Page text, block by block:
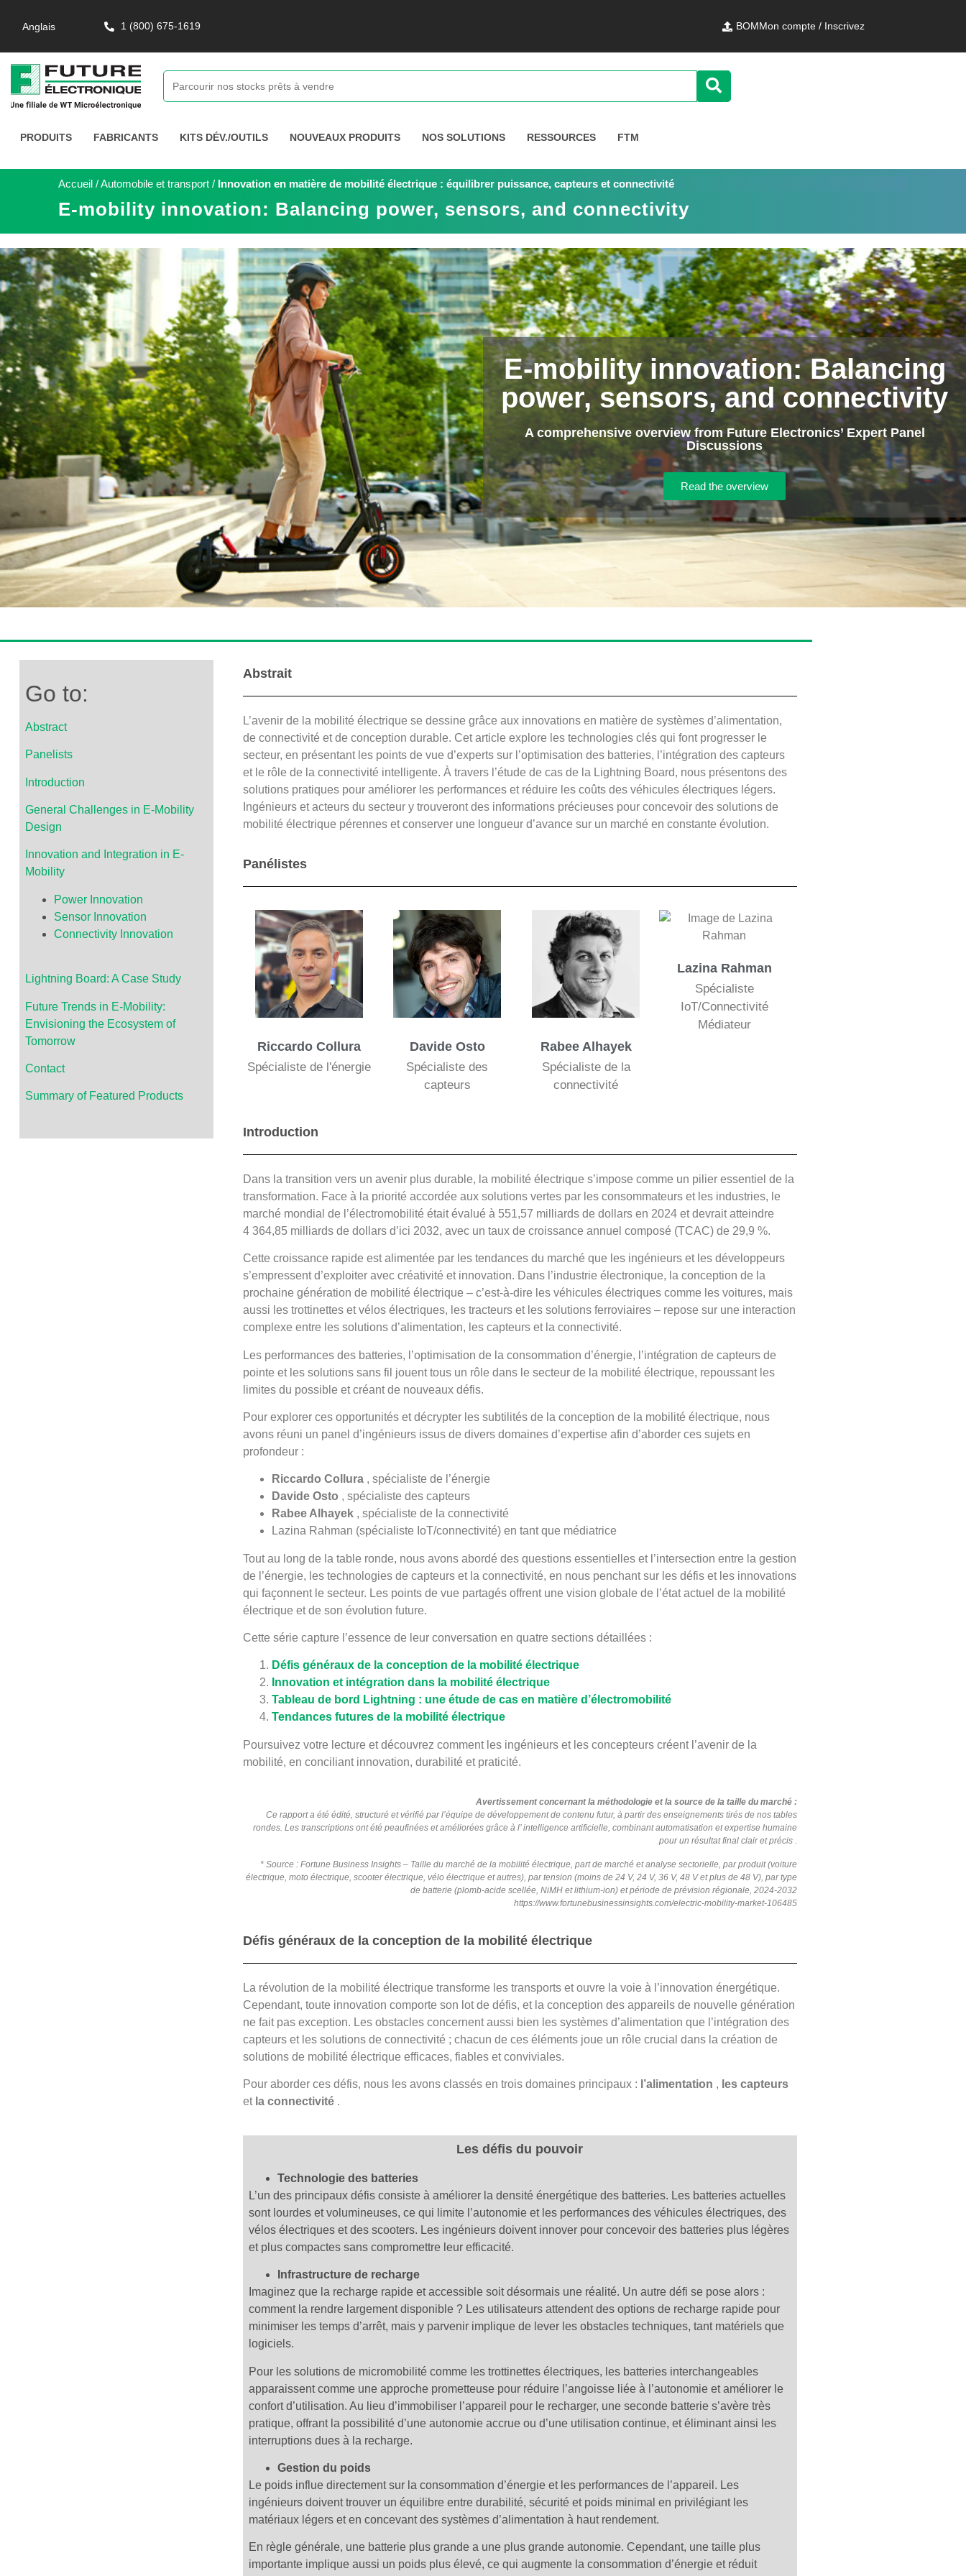
Anglais 1 (800) 675-1619 BOMMon compte / Inscrivez
PRODUITS FABRICANTS KITS DÉV./OUTILS NOUVEAUX PRODUITS NOS SOLUTIONS RESSOURCES FTM
Accueil /Automobile et transport / Innovation en matière de mobilité électrique : équilibrer puissance, capteurs et connectivité
E-mobility innovation: Balancing power, sensors, and connectivity
E-mobility innovation: Balancing
power, sensors, and connectivity
A comprehensive overview from Future Electronics’ Expert Panel
Discussions
Read the overview
Go to:
Abstract
Panelists
Introduction
General Challenges in E-Mobility
Design
Innovation and Integration in E-
Mobility
Power Innovation
Sensor Innovation
Connectivity Innovation
Lightning Board: A Case Study
Future Trends in E-Mobility:
Envisioning the Ecosystem of
Tomorrow
Contact
Summary of Featured Products
Abstrait
L’avenir de la mobilité électrique se dessine grâce aux innovations en matière de systèmes d’alimentation,
de connectivité et de conception durable. Cet article explore les technologies clés qui font progresser le
secteur, en présentant les points de vue d’experts sur l’optimisation des batteries, l’intégration des capteurs
et le rôle de la connectivité intelligente. À travers l’étude de cas de la Lightning Board, nous présentons des
solutions pratiques pour améliorer les performances et réduire les coûts des véhicules électriques légers.
Ingénieurs et acteurs du secteur y trouveront des informations précieuses pour concevoir des solutions de
mobilité électrique pérennes et conserver une longueur d’avance sur un marché en constante évolution.
Panélistes
Riccardo Collura
Spécialiste de l'énergie
Davide Osto
Spécialiste des
capteurs
Rabee Alhayek
Spécialiste de la
connectivité
Lazina Rahman
Spécialiste
IoT/Connectivité
Médiateur
Introduction
Dans la transition vers un avenir plus durable, la mobilité électrique s’impose comme un pilier essentiel de la
transformation. Face à la priorité accordée aux solutions vertes par les consommateurs et les industries, le
marché mondial de l’électromobilité était évalué à 551,57 milliards de dollars en 2024 et devrait atteindre
4 364,85 milliards de dollars d’ici 2032, avec un taux de croissance annuel composé (TCAC) de 29,9 %.
Cette croissance rapide est alimentée par les tendances du marché que les ingénieurs et les développeurs
s’empressent d’exploiter avec créativité et innovation. Dans l’industrie électronique, la conception de la
prochaine génération de mobilité électrique – c’est-à-dire les véhicules électriques comme les voitures, mais
aussi les trottinettes et vélos électriques, les tracteurs et les solutions ferroviaires – repose sur une interaction
complexe entre les solutions d’alimentation, les capteurs et la connectivité.
Les performances des batteries, l’optimisation de la consommation d’énergie, l’intégration de capteurs de
pointe et les solutions sans fil jouent tous un rôle dans le secteur de la mobilité électrique, repoussant les
limites du possible et créant de nouveaux défis.
Pour explorer ces opportunités et décrypter les subtilités de la conception de la mobilité électrique, nous
avons réuni un panel d’ingénieurs issus de divers domaines d’expertise afin d’aborder ces sujets en
profondeur :
Riccardo Collura , spécialiste de l’énergie
Davide Osto , spécialiste des capteurs
Rabee Alhayek , spécialiste de la connectivité
Lazina Rahman (spécialiste IoT/connectivité) en tant que médiatrice
Tout au long de la table ronde, nous avons abordé des questions essentielles et l’intersection entre la gestion
de l’énergie, les technologies de capteurs et la connectivité, en nous penchant sur les défis et les innovations
qui façonnent le secteur. Les points de vue partagés offrent une vision globale de l’état actuel de la mobilité
électrique et de son évolution future.
Cette série capture l’essence de leur conversation en quatre sections détaillées :
Défis généraux de la conception de la mobilité électrique
Innovation et intégration dans la mobilité électrique
Tableau de bord Lightning : une étude de cas en matière d’électromobilité
Tendances futures de la mobilité électrique
Poursuivez votre lecture et découvrez comment les ingénieurs et les concepteurs créent l’avenir de la
mobilité, en conciliant innovation, durabilité et praticité.
Avertissement concernant la méthodologie et la source de la taille du marché :
Ce rapport a été édité, structuré et vérifié par l’équipe de développement de contenu futur, à partir des enseignements tirés de nos tables
rondes. Les transcriptions ont été peaufinées et améliorées grâce à l’ intelligence artificielle, combinant automatisation et expertise humaine
pour un résultat final clair et précis .
* Source : Fortune Business Insights – Taille du marché de la mobilité électrique, part de marché et analyse sectorielle, par produit (voiture
électrique, moto électrique, scooter électrique, vélo électrique et autres), par tension (moins de 24 V, 24 V, 36 V, 48 V et plus de 48 V), par type
de batterie (plomb-acide scellée, NiMH et lithium-ion) et période de prévision régionale, 2024-2032
https://www.fortunebusinessinsights.com/electric-mobility-market-106485
Défis généraux de la conception de la mobilité électrique
La révolution de la mobilité électrique transforme les transports et ouvre la voie à l’innovation énergétique.
Cependant, toute innovation comporte son lot de défis, et la conception des appareils de nouvelle génération
ne fait pas exception. Les obstacles concernent aussi bien les systèmes d’alimentation que l’intégration des
capteurs et les solutions de connectivité ; chacun de ces éléments joue un rôle crucial dans la création de
solutions de mobilité électrique efficaces, fiables et conviviales.
Pour aborder ces défis, nous les avons classés en trois domaines principaux : l’alimentation , les capteurs
et la connectivité .
Les défis du pouvoir
Technologie des batteries
L’un des principaux défis consiste à améliorer la densité énergétique des batteries. Les batteries actuelles
sont lourdes et volumineuses, ce qui limite l’autonomie et les performances des véhicules électriques, des
vélos électriques et des scooters. Les ingénieurs doivent innover pour concevoir des batteries plus légères
et plus compactes sans compromettre leur efficacité.
Infrastructure de recharge
Imaginez que la recharge rapide et accessible soit désormais une réalité. Un autre défi se pose alors :
comment la rendre largement disponible ? Les utilisateurs attendent des options de recharge rapide pour
minimiser les temps d’arrêt, mais y parvenir implique de lever les obstacles techniques, tant matériels que
logiciels.
Pour les solutions de micromobilité comme les trottinettes électriques, les batteries interchangeables
apparaissent comme une approche prometteuse pour réduire l’angoisse liée à l’autonomie et améliorer le
confort d’utilisation. Au lieu d’immobiliser l’appareil pour le recharger, une seconde batterie s’avère très
pratique, offrant la possibilité d’une autonomie accrue ou d’une utilisation continue, et éliminant ainsi les
interruptions dues à la recharge.
Gestion du poids
Le poids influe directement sur la consommation d’énergie et les performances de l’appareil. Les
ingénieurs doivent trouver un équilibre entre durabilité, sécurité et poids minimal en privilégiant les
matériaux légers et en concevant des systèmes d’alimentation à haut rendement.
En règle générale, une batterie plus grande a une plus grande autonomie. Cependant, une taille plus
importante implique aussi un poids plus élevé, ce qui augmente la consommation d’énergie et réduit